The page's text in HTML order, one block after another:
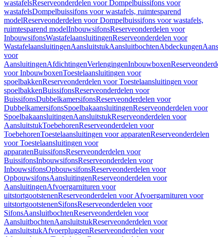
wastafelsReserveonderdelen voor Dompelbuissifons voor
wastafelsDompelbuissifons voor wastafels, ruimtesparend
modelReserveonderdelen voor Dompelbuissifons voor wastafels,
ruimtesparend modelInbouwsifonsReserveonderdelen voor
InbouwsifonsWastafelaansluitingenReserveonderdelen voor
WastafelaansluitingenAansluitstukAansluitbochtenAbdeckungen
voor
AansluitingenAfdichtingenVerlengingenInbouwboxen
voor InbouwboxenToestelaansluitingen voor
spoelbakkenReserveonderdelen voor Toestelaansluitingen voor
spoelbakkenBuissifonsReserveonderdelen voor
BuissifonsDubbelkamersifonsReserveonderdelen voor
DubbelkamersifonsSpoelbakaansluitingenReserveonderdelen voor
SpoelbakaansluitingenAansluitstukReserveonderdelen voor
AansluitstukToebehorenReserveonderdelen voor
ToebehorenToestelaansluitingen voor apparatenReserveonderdelen
voor Toestelaansluitingen voor
apparatenBuissifonsReserveonderdelen voor
BuissifonsInbouwsifonsReserveonderdelen voor
InbouwsifonsOpbouwsifonsReserveonderdelen voor
OpbouwsifonsAansluitingenReserveonderdelen voor
AansluitingenAfvoergarnituren voor
uitstortgootstenenReserveonderdelen voor Afvoergarnituren voor
uitstortgootstenenSifonsReserveonderdelen voor
SifonsAansluitbochtenReserveonderdelen voor
AansluitbochtenAansluitstukReserveonderdelen voor
AansluitstukAfvoerpluggenReserveonderdelen voor